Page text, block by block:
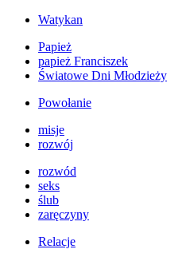
Watykan
Papież
papież Franciszek
Światowe Dni Młodzieży
Powołanie
misje
rozwój
rozwód
seks
ślub
zaręczyny
Relacje